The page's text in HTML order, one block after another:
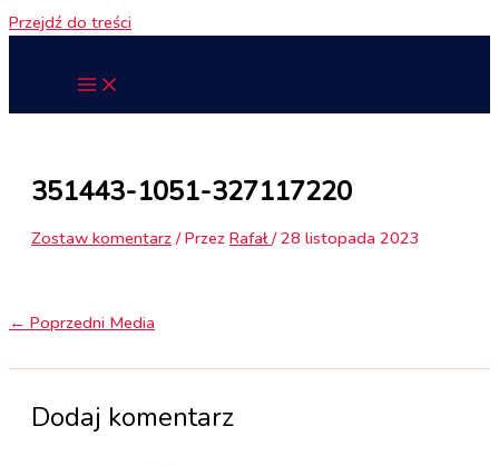
Przejdź do treści
351443-1051-327117220
Zostaw komentarz / Przez Rafał/28 listopada 2023
← Poprzedni Media
Dodaj komentarz